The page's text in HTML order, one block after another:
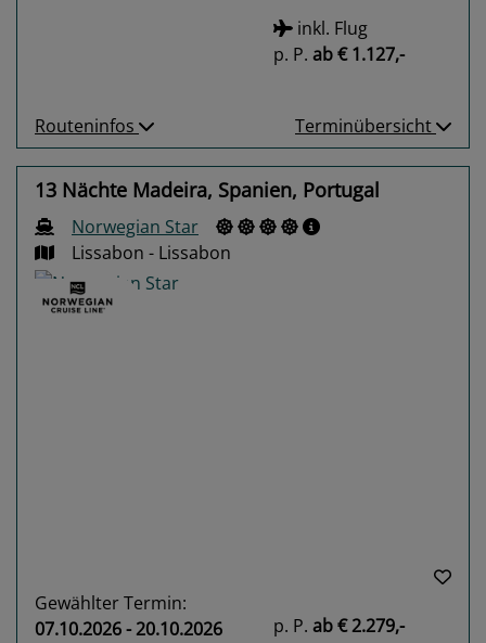
inkl. Flug
p. P. ab€ 1.127,-
Routeninfos Terminübersicht
13 Nächte Madeira, Spanien, Portugal
Norwegian Star
Lissabon - Lissabon
Gewählter Termin:
07.10.2026 - 20.10.2026
p. P. ab€ 2.279,-